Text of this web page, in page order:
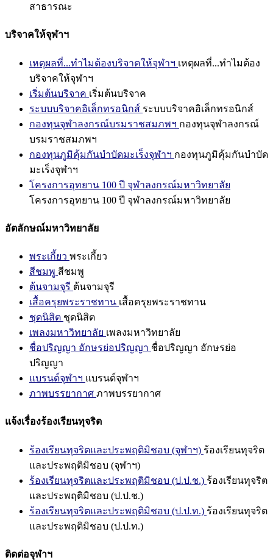
สาธารณะ
บริจาคให้จุฬาฯ
เหตุผลที่...ทำไมต้องบริจาคให้จุฬาฯ เหตุผลที่...ทำไมต้อง
บริจาคให้จุฬาฯ
เริ่มต้นบริจาค เริ่มต้นบริจาค
ระบบบริจาคอิเล็กทรอนิกส์ ระบบบริจาคอิเล็กทรอนิกส์
กองทุนจุฬาลงกรณ์บรมราชสมภพฯ กองทุนจุฬาลงกรณ์
บรมราชสมภพฯ
กองทุนภูมิคุ้มกันบำบัดมะเร็งจุฬาฯ กองทุนภูมิคุ้มกันบำบัด
มะเร็งจุฬาฯ
โครงการอุทยาน 100 ปี จุฬาลงกรณ์มหาวิทยาลัย
โครงการอุทยาน 100 ปี จุฬาลงกรณ์มหาวิทยาลัย
อัตลักษณ์มหาวิทยาลัย
พระเกี้ยว พระเกี้ยว
สีชมพู สีชมพู
ต้นจามจุรี ต้นจามจุรี
เสื้อครุยพระราชทาน เสื้อครุยพระราชทาน
ชุดนิสิต ชุดนิสิต
เพลงมหาวิทยาลัย เพลงมหาวิทยาลัย
ชื่อปริญญา อักษรย่อปริญญา ชื่อปริญญา อักษรย่อ
ปริญญา
แบรนด์จุฬาฯ แบรนด์จุฬาฯ
ภาพบรรยากาศ ภาพบรรยากาศ
แจ้งเรื่องร้องเรียนทุจริต
ร้องเรียนทุจริตและประพฤติมิชอบ (จุฬาฯ) ร้องเรียนทุจริต
และประพฤติมิชอบ (จุฬาฯ)
ร้องเรียนทุจริตและประพฤติมิชอบ (ป.ป.ช.) ร้องเรียนทุจริต
และประพฤติมิชอบ (ป.ป.ช.)
ร้องเรียนทุจริตและประพฤติมิชอบ (ป.ป.ท.) ร้องเรียนทุจริต
และประพฤติมิชอบ (ป.ป.ท.)
ติดต่อจุฬาฯ